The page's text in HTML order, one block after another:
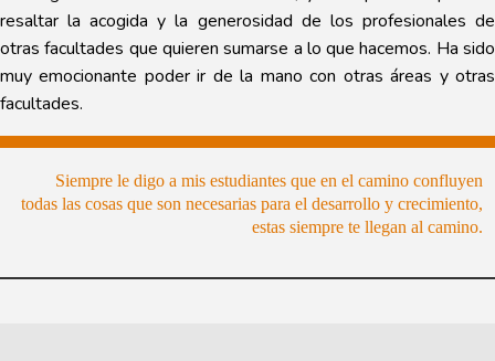
resaltar la acogida y la generosidad de los profesionales de
otras facultades que quieren sumarse a lo que hacemos. Ha sido
muy emocionante poder ir de la mano con otras áreas y otras
facultades.
Siempre le digo a mis estudiantes que en el camino confluyen
todas las cosas que son necesarias para el desarrollo y crecimiento,
estas siempre te llegan al camino.